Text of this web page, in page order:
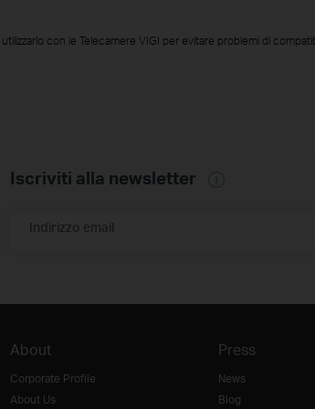
utilizzarlo con le Telecamere VIGI per evitare problemi di
Iscriviti alla newsletter
Indirizzo email
About
Corporate Profile
About Us
Press
News
Blog